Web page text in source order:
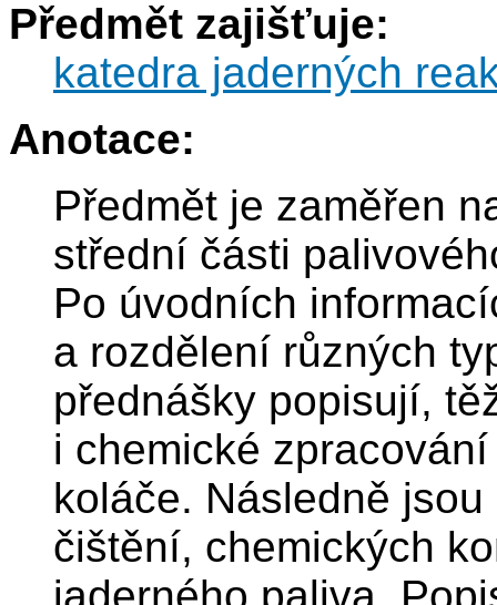
Předmět zajišťuje:
katedra jaderných
Anotace:
Předmět je zaměřen
střední části
Po úvodních
a rozdělení různých
přednášky popisují,
i chemické
koláče. Následně
čištění, chemických